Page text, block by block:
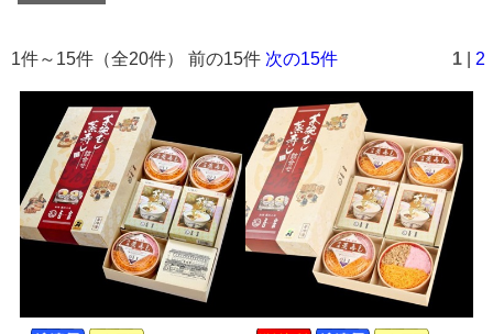
1件～15件（全20件） 前の15件 次の15件 1 2